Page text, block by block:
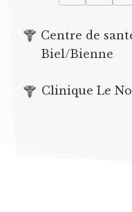
Centre de
Biel/Bienne
Clinique Le